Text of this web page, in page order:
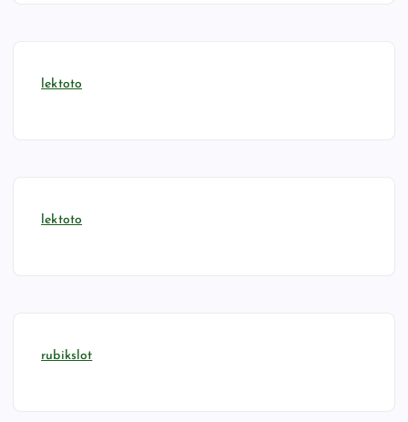
lektoto
lektoto
rubikslot